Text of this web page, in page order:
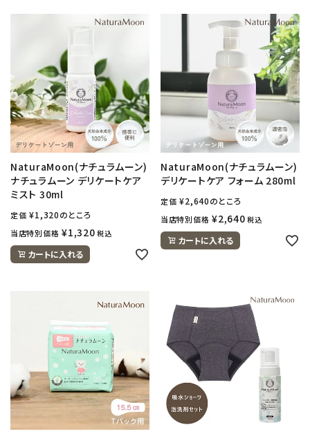
NaturaMoon(ナチュラムーン)
ナチュラムーン デリケートケア
ミスト 30ml
定価 ¥1,320のところ
当店特別価格 ¥1,320 税込
カートに入れる
NaturaMoon(ナチュラムーン)
デリケートケア フォーム 280ml
定価 ¥2,640のところ
当店特別価格 ¥2,640 税込
カートに入れる